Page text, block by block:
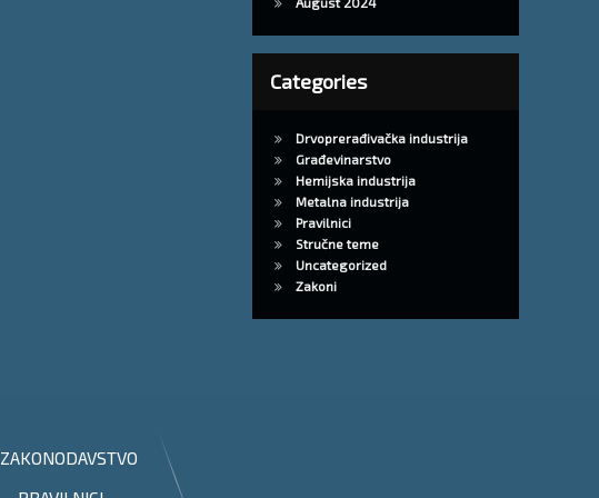
Categories
Drvoprerađivačka industrija
Građevinarstvo
Hemijska industrija
Metalna industrija
Pravilnici
Stručne teme
Uncategorized
Zakoni
ZAKONODAVSTVO